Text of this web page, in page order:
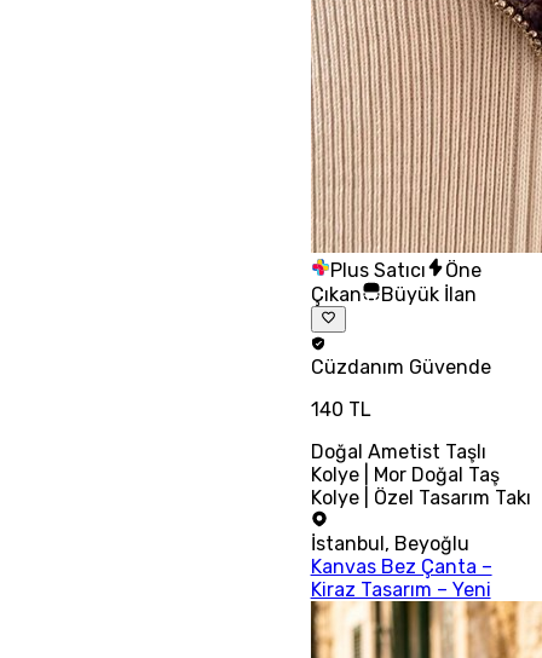
Plus Satıcı
Öne
Çıkan
Büyük İlan
Cüzdanım Güvende
140 TL
Doğal Ametist Taşlı
Kolye | Mor Doğal Taş
Kolye | Özel Tasarım Takı
İstanbul , Beyoğlu
Kanvas Bez Çanta –
Kiraz Tasarım – Yeni